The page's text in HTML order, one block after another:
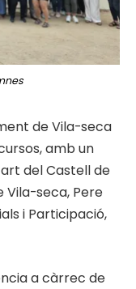
de Vila-seca
amb un
del Castell de
Vila-seca, Pere
i Participació,
a càrrec de